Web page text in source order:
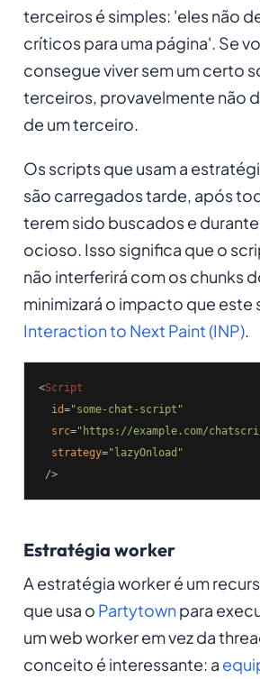
terceiros é simples: 'eles não
críticos para uma página'. Se
consegue viver sem um certo
terceiros, provavelmente não
de um terceiro.
Os scripts que usam a
são carregados tarde, após
terem sido buscados e
ocioso. Isso significa que o
não interferirá com os chunks
minimizará o impacto que este
Interaction to Next Paint (INP).
<Script
id="some-chat-script"
src="https://example.com/
strategy="lazyOnload"
/>
Estratégia worker
A estratégia worker é um
que usa o Partytownpara
um web worker em vez da
conceito é interessante: a